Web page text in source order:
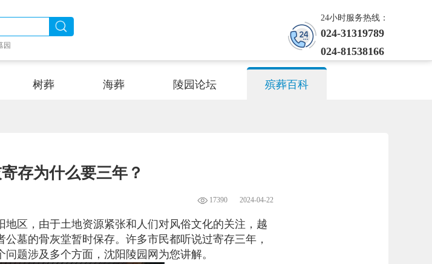
园
24小时服务热线：
024-31319789
024-81538166
树葬 海葬 陵园论坛 殡葬百科
存为什么要三年？
2024-04-22
17390
区，由于土地资源紧张和人们对风俗文化的关注，越
墓的骨灰堂暂时保存。许多市民都听说过寄存三年，
题涉及多个方面，沈阳陵园网为您讲解。